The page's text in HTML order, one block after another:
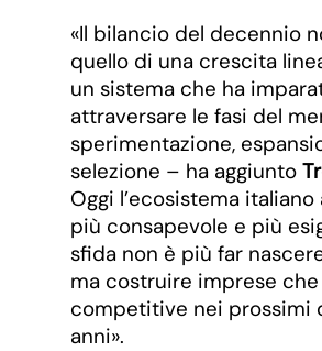
«Il bilancio del decennio
quello di una crescita
un sistema che ha
attraversare le fasi del
sperimentazione,
selezione – ha aggiunto
Oggi l’ecosistema
più consapevole e più
sfida non è più far
ma costruire imprese
competitive nei prossimi
anni».